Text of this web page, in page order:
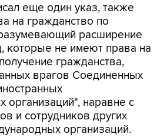
еще один указ, также
на гражданство по
расширение
которые не имеют права на
гражданства,
врагов Соединенных
организаций", наравне с
и сотрудников других
организаций.